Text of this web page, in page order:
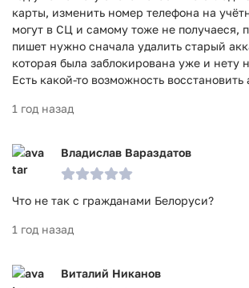
карты, изменить номер телефона на
могут в СЦ и самому тоже не получаеся,
пишет нужно сначала удалить старый
которая была заблокирована уже и нету
Есть какой-то возможность восстановить
1 год назад
Владислав Вараздатов
Что не так с гражданами Белоруси?
1 год назад
Виталий Никанов